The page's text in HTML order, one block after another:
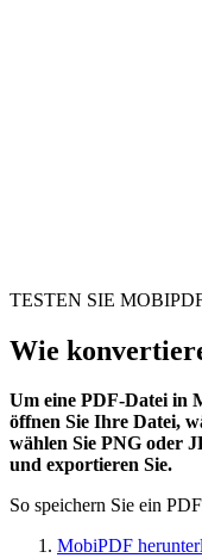
TESTEN SIE
Wie
Um eine PDF-Datei in
öffnen Sie Ihre Datei,
wählen Sie PNG oder
und exportieren Sie.
So speichern Sie ein
MobiPDF